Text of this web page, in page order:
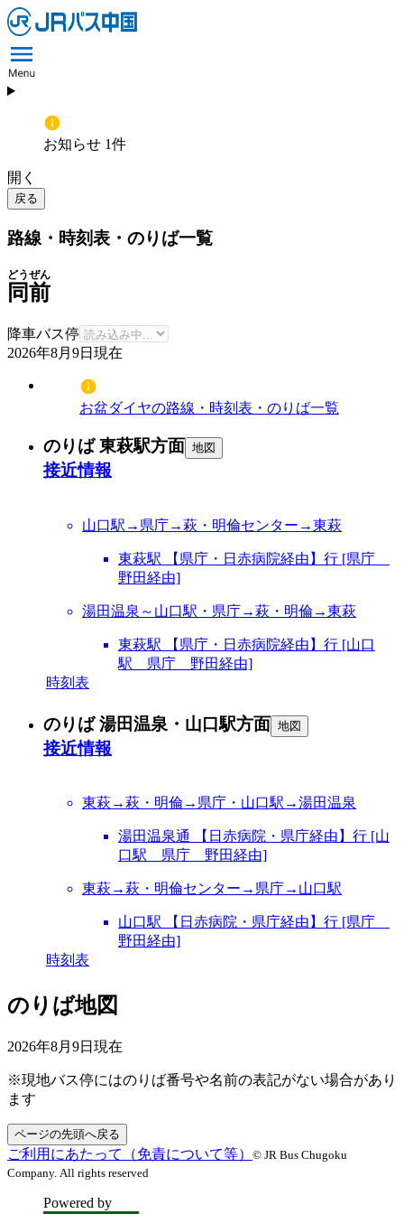
お知らせ 1件
開く
戻る
路線・時刻表・のりば一覧
同前
どうぜん
降車バス停
2026年8月9日 現在
お盆ダイヤの路線・時刻表・のりば一覧
のりば 東萩駅方面 地図
接近情報
山口駅→県庁→萩・明倫センター→東萩
東萩駅 【県庁・日赤病院経由】行 [県庁
野田経由]
湯田温泉～山口駅・県庁→萩・明倫→東萩
東萩駅 【県庁・日赤病院経由】行 [山口
駅 県庁 野田経由]
時刻表
のりば 湯田温泉・山口駅方面 地図
接近情報
東萩→萩・明倫→県庁・山口駅→湯田温泉
湯田温泉通 【日赤病院・県庁経由】行 [山
口駅 県庁 野田経由]
東萩→萩・明倫センター→県庁→山口駅
山口駅 【日赤病院・県庁経由】行 [県庁
野田経由]
時刻表
のりば地図
2026年8月9日 現在
※現地バス停にはのりば番号や名前の表記がない場合があり
ます
ページの先頭へ戻る
ご利用にあたって（免責について等） © JR Bus Chugoku
Company. All rights reserved
Powered by